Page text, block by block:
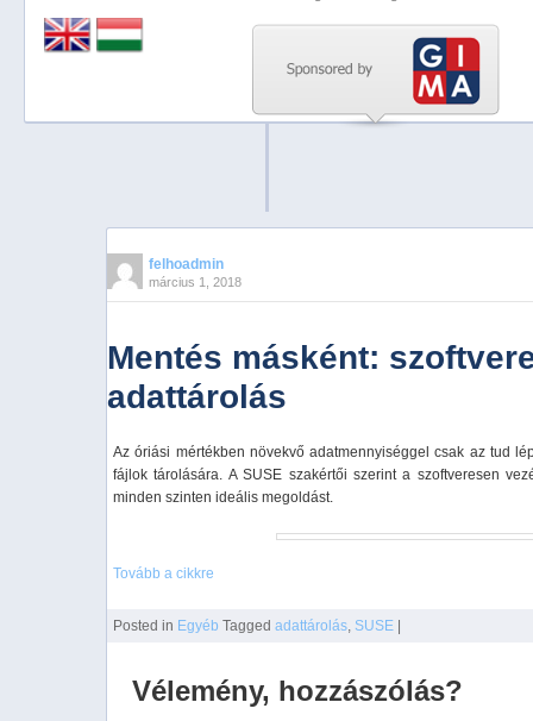
felhoadmin
március 1, 2018
Mentés másként:
adattárolás
Az óriási mértékben növekvő adatmennyiséggel csak az tud
fájlok tárolására. A SUSE szakértői szerint a szoftveresen
minden szinten ideális megoldást.
Tovább a cikkre
Posted in Egyéb Tagged adattárolás, SUSE |
Vélemény, hozzászólás?